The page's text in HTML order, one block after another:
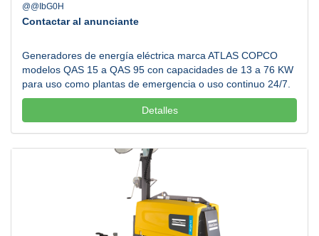
@@IbG0H
Contactar al anunciante
Generadores de energía eléctrica marca ATLAS COPCO
modelos QAS 15 a QAS 95 con capacidades de 13 a 76 KW
para uso como plantas de emergencia o uso continuo 24/7.
Diseñados especialmente para utilizarse en áreas como la
construcción, industria manufacturera, hospitales o centros
Detalles